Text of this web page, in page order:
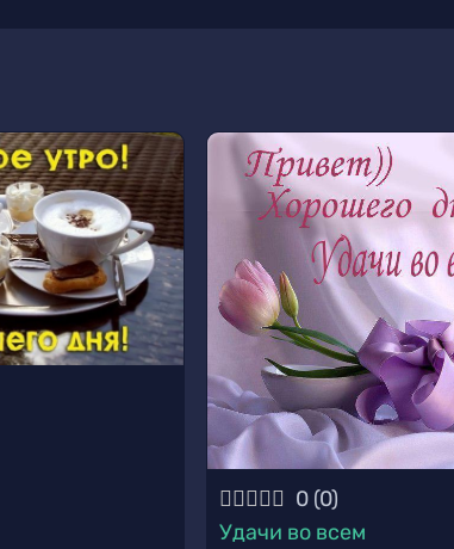
0 (0)
Удачи во всем